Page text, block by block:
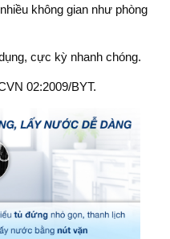
không gian như phòng
cực kỳ nhanh chóng.
02:2009/BYT.